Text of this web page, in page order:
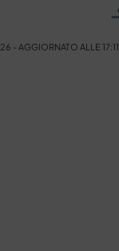
- AGGIORNATO ALLE 17:11